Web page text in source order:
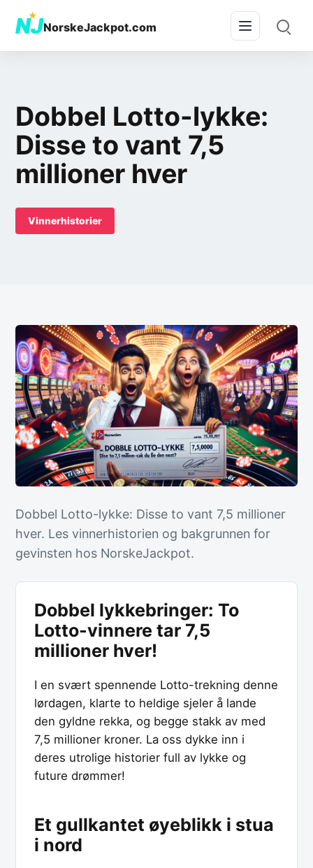
NJ
★
NorskeJackpot.com
Dobbel Lotto-lykke:
Disse to vant 7,5
millioner hver
Vinnerhistorier
Dobbel Lotto-lykke: Disse to vant 7,5 millioner
hver. Les vinnerhistorien og bakgrunnen for
gevinsten hos NorskeJackpot.
Dobbel lykkebringer: To
Lotto-vinnere tar 7,5
millioner hver!
I en svært spennende Lotto-trekning denne
lørdagen, klarte to heldige sjeler å lande
den gyldne rekka, og begge stakk av med
7,5 millioner kroner. La oss dykke inn i
deres utrolige historier full av lykke og
future drømmer!
Et gullkantet øyeblikk i stua
i nord